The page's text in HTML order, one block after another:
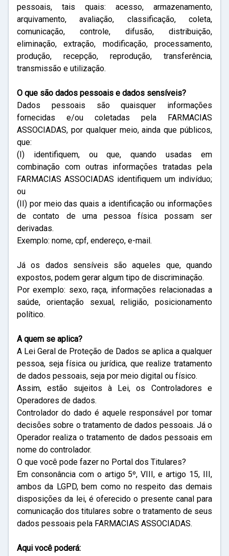
pessoais, tais quais: acesso, armazenamento,
arquivamento, avaliação, classificação, coleta,
comunicação, controle, difusão, distribuição,
eliminação, extração, modificação, processamento,
produção, recepção, reprodução, transferência,
transmissão e utilização.
O que são dados pessoais e dados sensíveis?
Dados pessoais são quaisquer informações
fornecidas e/ou coletadas pela FARMACIAS
ASSOCIADAS, por qualquer meio, ainda que públicos,
que:
(I) identifiquem, ou que, quando usadas em
combinação com outras informações tratadas pela
FARMACIAS ASSOCIADAS identifiquem um indivíduo;
ou
(II) por meio das quais a identificação ou informações
de contato de uma pessoa física possam ser
derivadas.
Exemplo: nome, cpf, endereço, e-mail.
Já os dados sensíveis são aqueles que, quando
expostos, podem gerar algum tipo de discriminação.
Por exemplo: sexo, raça, informações relacionadas a
saúde, orientação sexual, religião, posicionamento
político.
A quem se aplica?
A Lei Geral de Proteção de Dados se aplica a qualquer
pessoa, seja física ou jurídica, que realize tratamento
de dados pessoais, seja por meio digital ou físico.
Assim, estão sujeitos à Lei, os Controladores e
Operadores de dados.
Controlador do dado é aquele responsável por tomar
decisões sobre o tratamento de dados pessoais. Já o
Operador realiza o tratamento de dados pessoais em
nome do controlador.
O que você pode fazer no Portal dos Titulares?
Em consonância com o artigo 5º, VIII, e artigo 15, III,
ambos da LGPD, bem como no respeito das demais
disposições da lei, é oferecido o presente canal para
comunicação dos titulares sobre o tratamento de seus
dados pessoais pela FARMACIAS ASSOCIADAS.
Aqui você poderá: